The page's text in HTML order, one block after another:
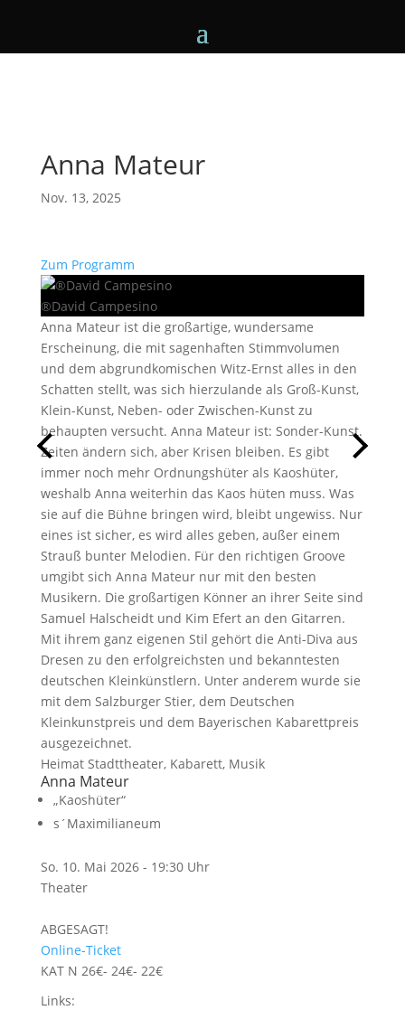
Anna Mateur
Nov. 13, 2025
Zum Programm
®David Campesino
Anna Mateur ist die großartige, wundersame
Erscheinung, die mit sagenhaften Stimmvolumen
und dem abgrundkomischen Witz-Ernst alles in den
Schatten stellt, was sich hierzulande als Groß-Kunst,
Klein-Kunst, Neben- oder Zwischen-Kunst zu
behaupten versucht. Anna Mateur ist: Sonder-Kunst.
Zeiten ändern sich, aber Krisen bleiben. Es gibt
immer noch mehr Ordnungshüter als Kaoshüter,
weshalb Anna weiterhin das Kaos hüten muss. Was
sie auf die Bühne bringen wird, bleibt ungewiss. Nur
eines ist sicher, es wird alles geben, außer einem
Strauß bunter Melodien. Für den richtigen Groove
umgibt sich Anna Mateur nur mit den besten
Musikern. Die großartigen Könner an ihrer Seite sind
Samuel Halscheidt und Kim Efert an den Gitarren.
Mit ihrem ganz eigenen Stil gehört die Anti-Diva aus
Dresen zu den erfolgreichsten und bekanntesten
deutschen Kleinkünstlern. Unter anderem wurde sie
mit dem Salzburger Stier, dem Deutschen
Kleinkunstpreis und dem Bayerischen Kabarettpreis
ausgezeichnet.
Heimat Stadttheater, Kabarett, Musik
Anna Mateur
„Kaoshüter“
s´Maximilianeum
So. 10. Mai 2026 - 19:30 Uhr
Theater
ABGESAGT!
Online-Ticket
KAT N 26€- 24€- 22€
Links: